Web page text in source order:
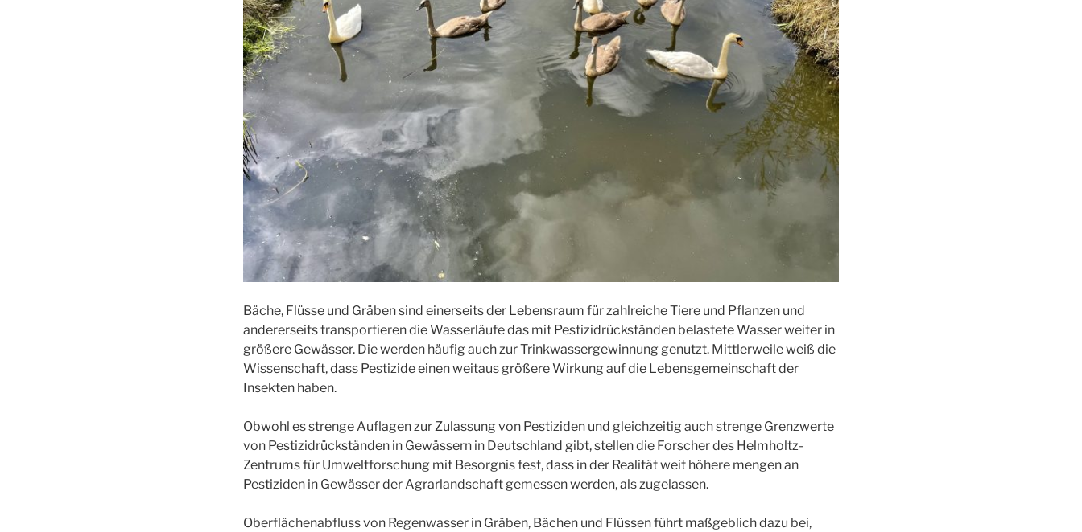
Bäche, Flüsse und Gräben sind einerseits der Lebensraum für zahlreiche Tiere und Pflanzen und
andererseits transportieren die Wasserläufe das mit Pestizidrückständen belastete Wasser weiter in
größere Gewässer. Die werden häufig auch zur Trinkwassergewinnung genutzt. Mittlerweile weiß die
Wissenschaft, dass Pestizide einen weitaus größere Wirkung auf die Lebensgemeinschaft der
Insekten haben.
Obwohl es strenge Auflagen zur Zulassung von Pestiziden und gleichzeitig auch strenge Grenzwerte
von Pestizidrückständen in Gewässern in Deutschland gibt, stellen die Forscher des Helmholtz-
Zentrums für Umweltforschung mit Besorgnis fest, dass in der Realität weit höhere mengen an
Pestiziden in Gewässer der Agrarlandschaft gemessen werden, als zugelassen.
Oberflächenabfluss von Regenwasser in Gräben, Bächen und Flüssen führt maßgeblich dazu bei,